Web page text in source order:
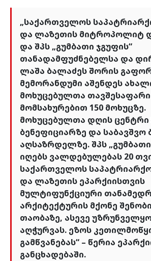
„საქართველოს
და ლაზეთის მიტროპოლიტ
და შპს „გუმბათი ჯგუფის“
თანადამფუძნებელსა და
ლაშა ბალაძეს შორის
მემორანდუმი აშენდეს
მოხუცებულთა თავშესაფარი
მომსახურებით 150 მოხუცზე.
მოხუცებულთა დღის ცენტრი
ბენეფიციარზე და საბავშვო
აღსაზრდელზე. შპს
იღებს ვალდებულებას 20
საქართველოს
და ლაზეთის ეპარქიისთვის
მულტიფუნქციური
არქიტექტურის მქონე
თაობაზე, ასევე
აღჭურვას. ეზოს
გამწვანებას“ – წერია
განცხადებაში.